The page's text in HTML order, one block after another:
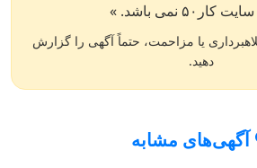
نمی باشد. »
یا مزاحمت، حتماً آگهی را گزارش
دهید.
آگهی‌های مشابه